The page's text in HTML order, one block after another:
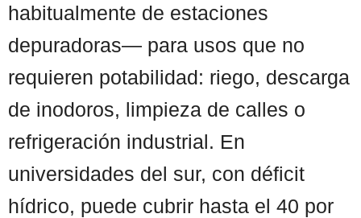
habitualmente de estaciones
depuradoras— para usos que no
requieren potabilidad: riego, descarga
de inodoros, limpieza de calles o
refrigeración industrial. En
universidades del sur, con déficit
hídrico, puede cubrir hasta el 40 por